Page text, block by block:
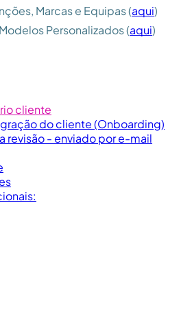
Marcas e Equipas (aqui)
Personalizados (aqui)
cliente
do cliente (Onboarding)
revisão - enviado por e-mail